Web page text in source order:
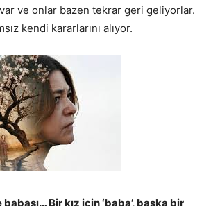
ve onlar bazen tekrar geri geliyorlar.
kendi kararlarını alıyor.
Bir kız için ‘baba’, başka bir